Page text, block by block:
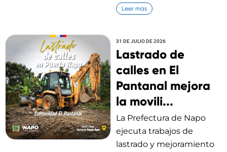
Leer más
31 DE JULIO DE 2026
Lastrado de
calles en El
Pantanal mejora
la movili...
La Prefectura de Napo
ejecuta trabajos de
lastrado y mejoramiento